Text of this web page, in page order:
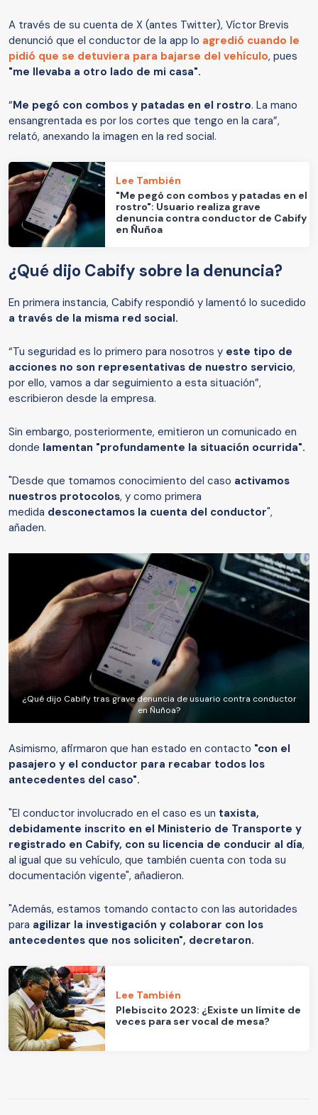
A través de su cuenta de X (antes Twitter), Víctor Brevis
denunció que el conductor de la app lo agredió cuando le
pidió que se detuviera para bajarse del vehículo, pues
"me llevaba a otro lado de mi casa".
“Me pegó con combos y patadas en el rostro. La mano
ensangrentada es por los cortes que tengo en la cara”,
relató, anexando la imagen en la red social.
Lee También
"Me pegó con combos y patadas en el
rostro": Usuario realiza grave
denuncia contra conductor de Cabify
en Ñuñoa
¿Qué dijo Cabify sobre la denuncia?
En primera instancia, Cabify respondió y lamentó lo sucedido
a través de la misma red social.
“Tu seguridad es lo primero para nosotros y este tipo de
acciones no son representativas de nuestro servicio,
por ello, vamos a dar seguimiento a esta situación”,
escribieron desde la empresa.
Sin embargo, posteriormente, emitieron un comunicado en
donde lamentan "profundamente la situación ocurrida".
"Desde que tomamos conocimiento del caso activamos
nuestros protocolos, y como primera
medida desconectamos la cuenta del conductor",
añaden.
¿Qué dijo Cabify tras grave denuncia de usuario contra conductor
en Ñuñoa?
Asimismo, afirmaron que han estado en contacto "con el
pasajero y el conductor para recabar todos los
antecedentes del caso".
"El conductor involucrado en el caso es un taxista,
debidamente inscrito en el Ministerio de Transporte y
registrado en Cabify, con su licencia de conducir al día,
al igual que su vehículo, que también cuenta con toda su
documentación vigente", añadieron.
"Además, estamos tomando contacto con las autoridades
para agilizar la investigación y colaborar con los
antecedentes que nos soliciten", decretaron.
Lee También
Plebiscito 2023: ¿Existe un límite de
veces para ser vocal de mesa?